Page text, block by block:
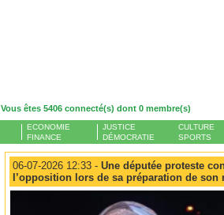
Vous êtes 5406 connecté(s) dont 0 membre(s)
ECONOMIE
FINANCE
JUSTICE
DÉMOCRATIE
CULTURE
SPORTS
06-07-2026 12:33 - Une députée proteste
l’opposition lors de sa préparation de